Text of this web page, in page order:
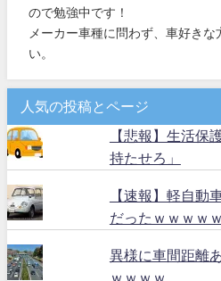
ので勉強中です！
メーカー車種に問わず、車好き
い。
人気の投稿とページ
【悲報】生活保
持たせろ」
【速報】軽自動
だったｗｗｗｗ
異様に車間距離
ｗｗｗｗ